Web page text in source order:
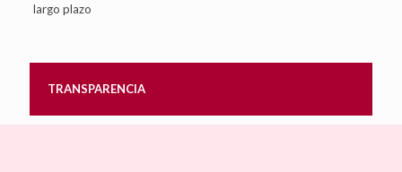
largo plazo
TRANSPARENCIA